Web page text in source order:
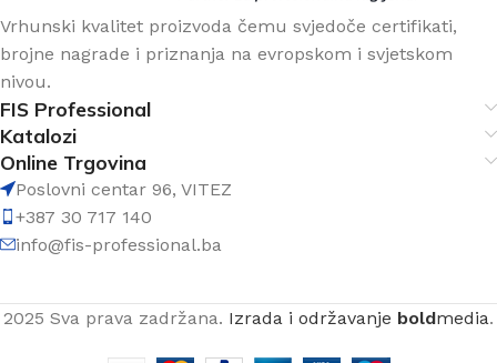
Vrhunski kvalitet proizvoda čemu svjedoče certifikati,
brojne nagrade i priznanja na evropskom i svjetskom
nivou.
FIS Professional
Katalozi
Online Trgovina
Poslovni centar 96, VITEZ
+387 30 717 140
info@fis-professional.ba
2025 Sva prava zadržana. Izrada i održavanje boldmedia.